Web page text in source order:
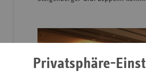
Privatsphäre-